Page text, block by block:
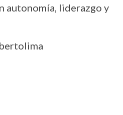
autonomía, liderazgo y